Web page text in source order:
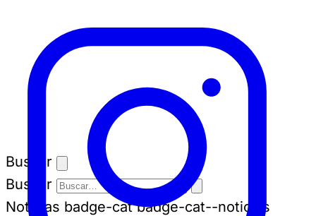
Buscar
Buscar
Notícias badge-cat badge-cat--noticias